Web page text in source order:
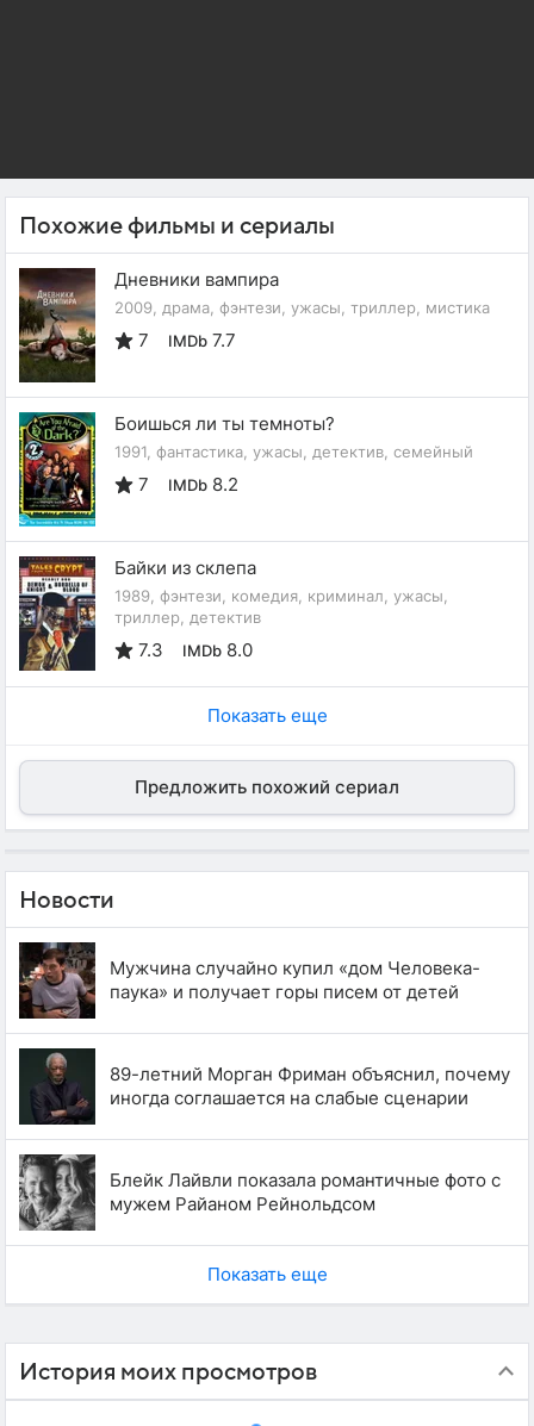
Похожие фильмы и сериалы
Дневники вампира
2009, драма, фэнтези, ужасы, триллер, мистика
7 IMDb 7.7
Боишься ли ты темноты?
1991, фантастика, ужасы, детектив, семейный
7 IMDb 8.2
Байки из склепа
1989, фэнтези, комедия, криминал, ужасы,
триллер, детектив
7.3 IMDb 8.0
Показать еще
Предложить похожий сериал
Новости
Мужчина случайно купил «дом Человека-
паука» и получает горы писем от детей
89-летний Морган Фриман объяснил, почему
иногда соглашается на слабые сценарии
Блейк Лайвли показала романтичные фото с
мужем Райаном Рейнольдсом
Показать еще
История моих просмотров